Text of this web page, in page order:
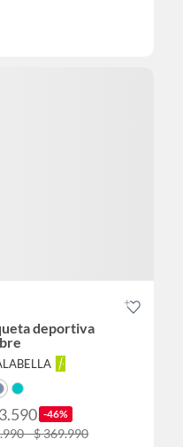
deportiva
-46%
- $ 369.990